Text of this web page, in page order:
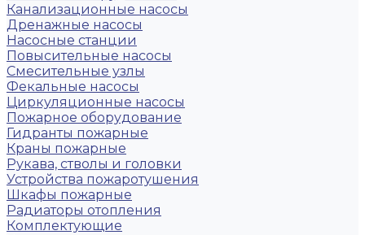
Канализационные насосы
Дренажные насосы
Насосные станции
Повысительные насосы
Смесительные узлы
Фекальные насосы
Циркуляционные насосы
Пожарное оборудование
Гидранты пожарные
Краны пожарные
Рукава, стволы и головки
Устройства пожаротушения
Шкафы пожарные
Радиаторы отопления
Комплектующие